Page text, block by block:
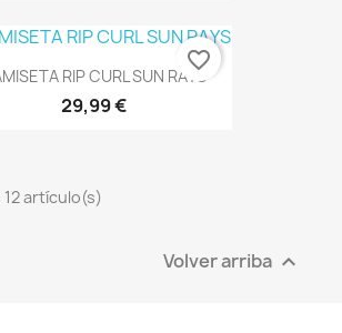
RIP CURL SUN RAYS
29,99 €
favorite_border
artículo(s)
Volver arriba 